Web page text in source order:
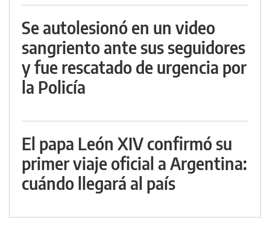
Se autolesionó en un video
sangriento ante sus seguidores
y fue rescatado de urgencia por
la Policía
El papa León XIV confirmó su
primer viaje oficial a Argentina:
cuándo llegará al país